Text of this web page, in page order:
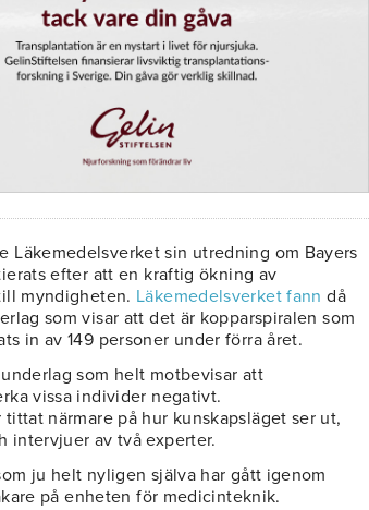
Läkemedelsverket sin utredning om Bayers
efter att en kraftig ökning av
myndigheten. Läkemedelsverket fann då
som visar att det är kopparspiralen som
in av 149 personer under förra året.
som helt motbevisar att
vissa individer negativt.
närmare på hur kunskapsläget ser ut,
intervjuer av två experter.
ju helt nyligen själva har gått igenom
på enheten för medicinteknik.